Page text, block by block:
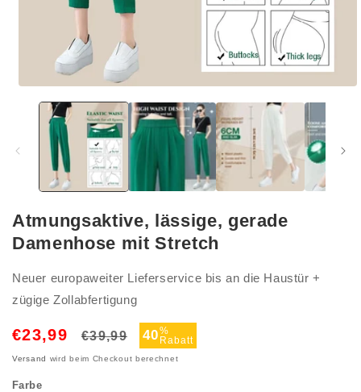
Atmungsaktive, lässige, gerade
Damenhose mit Stretch
Neuer europaweiter Lieferservice bis an die Haustür +
zügige Zollabfertigung
€23,99
Normaler
€39,99 Verkaufspreis
40%
Rabatt
Versand wird beim Checkout berechnet
Farbe